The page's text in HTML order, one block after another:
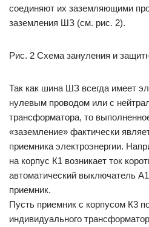
соединяют их заземляющими
заземления ШЗ (см. рис. 2).
Рис. 2 Схема зануления и
Так как шина ШЗ всегда имеет
нулевым проводом или с
трансформатора, то
«заземление» фактически
приемника электроэнергии.
на корпус К1 возникает ток
автоматический выключатель
приемник.
Пусть приемник с корпусом К3
индивидуального